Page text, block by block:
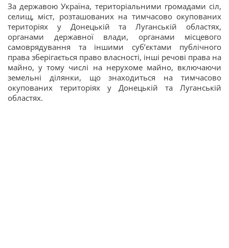
За державою Україна, територіальними громадами сіл,
селищ, міст, розташованих на тимчасово окупованих
територіях у Донецькій та Луганській областях,
органами державної влади, органами місцевого
самоврядування та іншими суб’єктами публічного
права зберігається право власності, інші речові права на
майно, у тому числі на нерухоме майно, включаючи
земельні ділянки, що знаходиться на тимчасово
окупованих територіях у Донецькій та Луганській
областях.